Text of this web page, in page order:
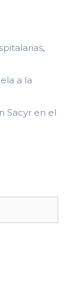
,
a la
Sacyr en el